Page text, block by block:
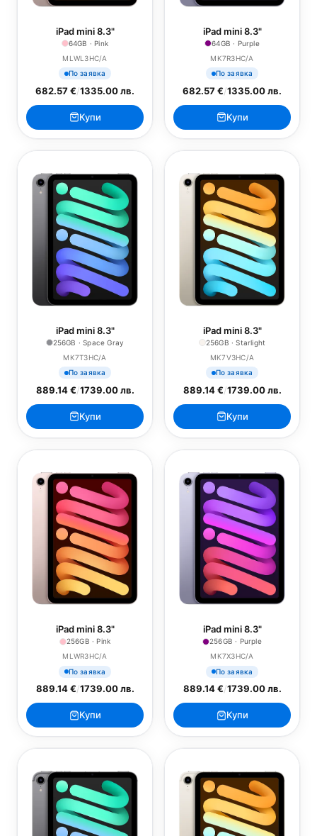
iPad mini 8.3"
64GB · Pink
MLWL3HC/A
По заявка
682.57 €/1335.00 лв.
Купи
iPad mini 8.3"
64GB · Purple
MK7R3HC/A
По заявка
682.57 €/1335.00 лв.
Купи
iPad mini 8.3"
256GB · Space Gray
MK7T3HC/A
По заявка
889.14 €/1739.00 лв.
Купи
iPad mini 8.3"
256GB · Starlight
MK7V3HC/A
По заявка
889.14 €/1739.00 лв.
Купи
iPad mini 8.3"
256GB · Pink
MLWR3HC/A
По заявка
889.14 €/1739.00 лв.
Купи
iPad mini 8.3"
256GB · Purple
MK7X3HC/A
По заявка
889.14 €/1739.00 лв.
Купи